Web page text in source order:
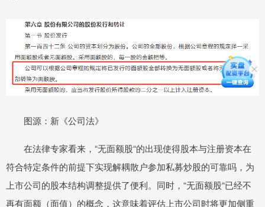
图源：新《公司法》
在法律专家看来，“无面额股“的出现使得股本与注册资本在
符合特定条件的前提下实现解耦散户参加私募炒股的可靠吗，为
上市公司的股本结构调整提供了便利。同时，“无面额股“已经不
再有面额（面值）的概念，这意味着评估上市公司时将更加侧重